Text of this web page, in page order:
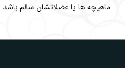
ماهیچه ها یا عضلاتشان سالم